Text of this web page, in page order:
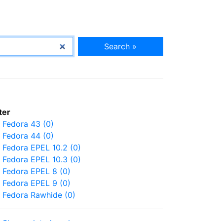
Search »
Fedora 43 (0)
Fedora 44 (0)
Fedora EPEL 10.2 (0)
Fedora EPEL 10.3 (0)
Fedora EPEL 8 (0)
Fedora EPEL 9 (0)
Fedora Rawhide (0)